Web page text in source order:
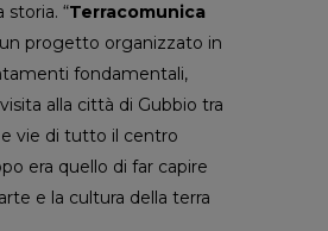
storia. “Terracomunica
un progetto organizzato in
fondamentali,
alla città di Gubbio tra
vie di tutto il centro
era quello di far capire
e la cultura della terra